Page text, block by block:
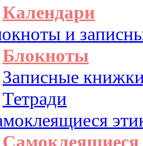
Календари
и
Блокноты
Записные
Тетради
Самоклеящиеся